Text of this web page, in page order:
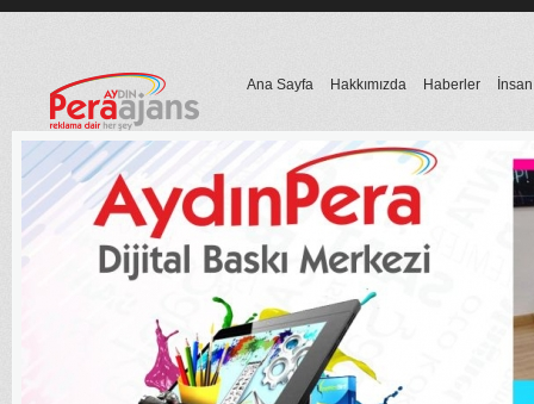
Ana Sayfa Hakkımızda Haberler